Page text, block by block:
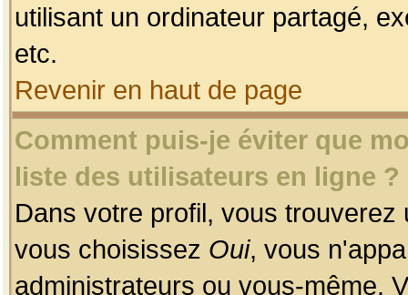
utilisant un ordinateur partagé,
etc.
Revenir en haut de page
Comment puis-je éviter que
liste des utilisateurs en ligne ?
Dans votre profil, vous
vous choisissez Oui, vous
administrateurs ou vous-même.